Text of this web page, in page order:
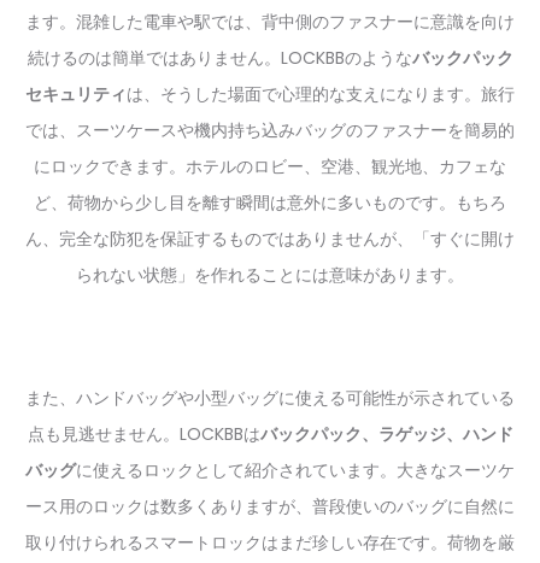
ます。混雑した電車や駅では、背中側のファスナーに意識を向け
続けるのは簡単ではありません。LOCKBBのようなバックパック
セキュリティは、そうした場面で心理的な支えになります。旅行
では、スーツケースや機内持ち込みバッグのファスナーを簡易的
にロックできます。ホテルのロビー、空港、観光地、カフェな
ど、荷物から少し目を離す瞬間は意外に多いものです。もちろ
ん、完全な防犯を保証するものではありませんが、「すぐに開け
られない状態」を作れることには意味があります。
また、ハンドバッグや小型バッグに使える可能性が示されている
点も見逃せません。LOCKBBはバックパック、ラゲッジ、ハンド
バッグに使えるロックとして紹介されています。大きなスーツケ
ース用のロックは数多くありますが、普段使いのバッグに自然に
取り付けられるスマートロックはまだ珍しい存在です。荷物を厳